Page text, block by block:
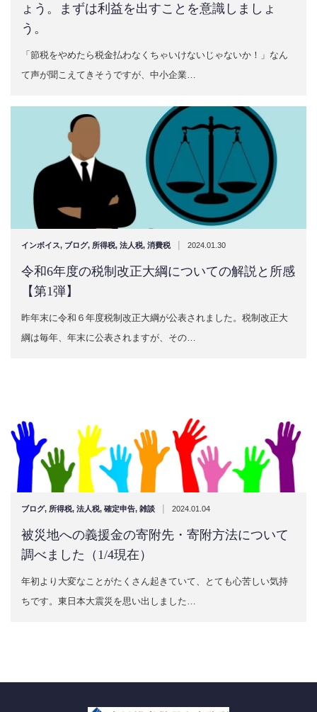
ょう。まずは利益を出すことを意識しましょ
う。
「節税をやめたら税金払わなくちゃいけないじゃないか！」なん
て声が聞こえてきそうですが、中小企業…
インボイス, ブログ, 所得税, 法人税, 消費税 | 2024.01.30
令和6年度の税制改正大綱についての解説と所感
【第1弾】
昨年末に令和６年度税制改正大綱が公表されました。税制改正大
綱は毎年、年末に公表されますが、その…
ブログ, 所得税, 法人税, 確定申告, 雑談 | 2024.01.04
被災地への義援金の寄附先・寄附方法について
調べました（1/4現在）
年初より大変なことがたくさん起きていて、とても心苦しい気持
ちです。東日本大震災を思い出しました…